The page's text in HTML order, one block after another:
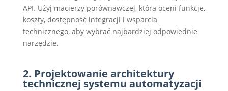
API. Użyj macierzy porównawczej, która oceni funkcje,
koszty, dostępność integracji i wsparcia
technicznego, aby wybrać najbardziej odpowiednie
narzędzie.
2. Projektowanie architektury
technicznej systemu automatyzacji